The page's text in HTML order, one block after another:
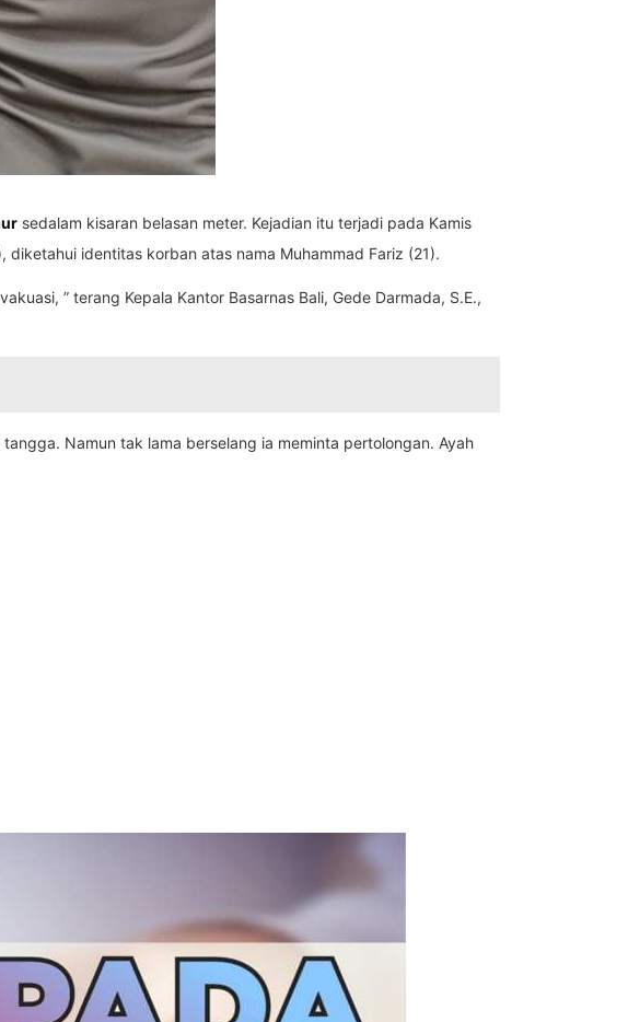
sedalam kisaran belasan meter. Kejadian itu terjadi pada Kamis
identitas korban atas nama Muhammad Fariz (21).
” terang Kepala Kantor Basarnas Bali, Gede Darmada, S.E.,
Namun tak lama berselang ia meminta pertolongan. Ayah